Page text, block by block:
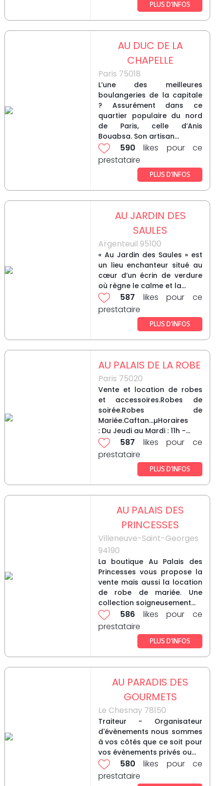
PLUS D’INFOS
AU DUC DE LA
CHAPELLE
Paris 75018
L’une des meilleures
boulangeries de la capitale
? Assurément dans ce
quartier populaire du nord
de Paris, celle d’Anis
Bouabsa. Son artisan...
590 likes pour ce
prestataire
PLUS D’INFOS
AU JARDIN DES
SAULES
Argenteuil 95100
« Au Jardin des Saules » est
un lieu enchanteur situé au
cœur d’un écrin de verdure
où règne le calme et la...
587 likes pour ce
prestataire
PLUS D’INFOS
AU PALAIS DE LA ROBE
Paris 75020
Vente et location de robes
et accessoires.Robes de
soirée.Robes de
Mariée.Caftan...µHoraires
: Du Jeudi au Mardi : 11h -...
587 likes pour ce
prestataire
PLUS D’INFOS
AU PALAIS DES
PRINCESSES
Villeneuve-Saint-Georges
94190
La boutique Au Palais des
Princesses vous propose la
vente mais aussi la location
de robe de mariée. Une
collection soigneusement...
586 likes pour ce
prestataire
PLUS D’INFOS
AU PARADIS DES
GOURMETS
Le Chesnay 78150
Traiteur - Organisateur
d'évènements nous sommes
à vos côtés que ce soit pour
vos évènements privés ou...
580 likes pour ce
prestataire